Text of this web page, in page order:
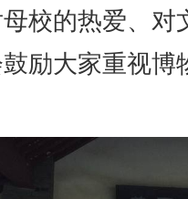
校的热爱、
励大家重视